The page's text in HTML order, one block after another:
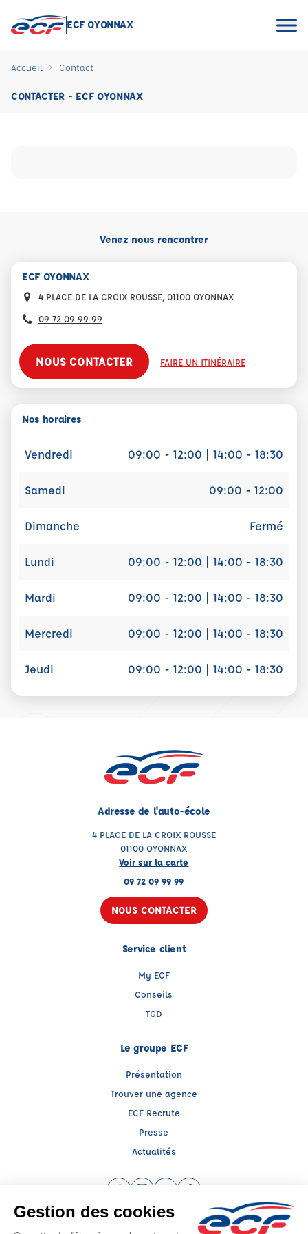
ECF OYONNAX
Accueil Contact
CONTACTER - ECF OYONNAX
Venez nous rencontrer
ECF OYONNAX
4 PLACE DE LA CROIX ROUSSE, 01100 OYONNAX
09 72 09 99 99
NOUS CONTACTER FAIRE UN ITINÉRAIRE
Nos horaires
Vendredi 09:00 - 12:00 | 14:00 - 18:30
Samedi 09:00 - 12:00
Dimanche Fermé
Lundi 09:00 - 12:00 | 14:00 - 18:30
Mardi 09:00 - 12:00 | 14:00 - 18:30
Mercredi 09:00 - 12:00 | 14:00 - 18:30
Jeudi 09:00 - 12:00 | 14:00 - 18:30
Adresse de l'auto-école
4 PLACE DE LA CROIX ROUSSE
01100 OYONNAX
Voir sur la carte
09 72 09 99 99
NOUS CONTACTER
Service client
My ECF
Conseils
TGD
Le groupe ECF
Présentation
Trouver une agence
ECF Recrute
Presse
Actualités
Facebook (nouvelle fenêtre)
Instagram (nouvelle fenêtre)
YouTube (nouvelle fenêtre)
TikTok (nouvelle fenêtre)
Raison sociale : AUTO ECOLE BARNI - Capital social: 10000€